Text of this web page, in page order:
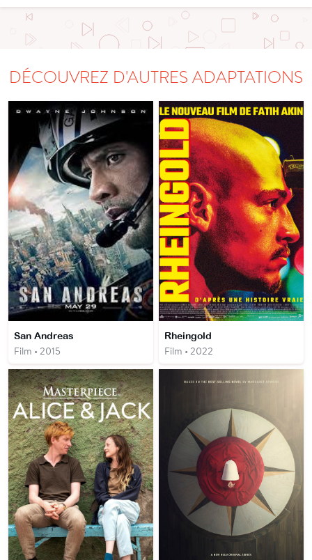
DÉCOUVREZ D'AUTRES ADAPTATIONS
San Andreas
Film • 2015
Rheingold
Film • 2022